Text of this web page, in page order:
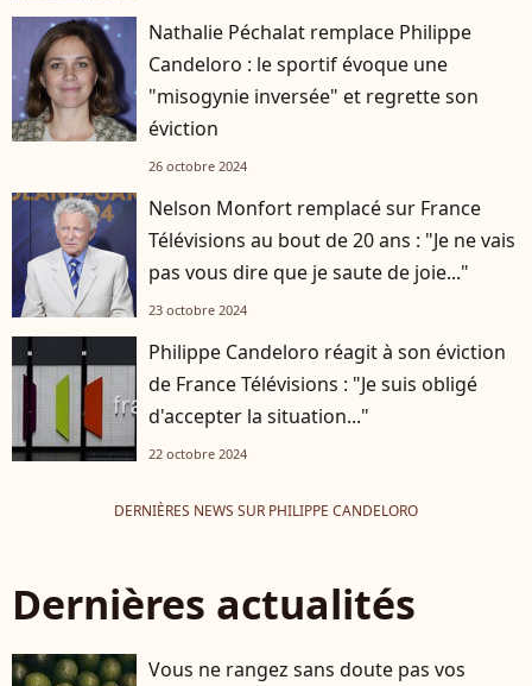
Nathalie Péchalat remplace Philippe
Candeloro : le sportif évoque une
"misogynie inversée" et regrette son
éviction
26 octobre 2024
Nelson Monfort remplacé sur France
Télévisions au bout de 20 ans : "Je ne vais
pas vous dire que je saute de joie..."
23 octobre 2024
Philippe Candeloro réagit à son éviction
de France Télévisions : "Je suis obligé
d'accepter la situation..."
22 octobre 2024
DERNIÈRES NEWS SUR PHILIPPE CANDELORO
Dernières actualités
Vous ne rangez sans doute pas vos